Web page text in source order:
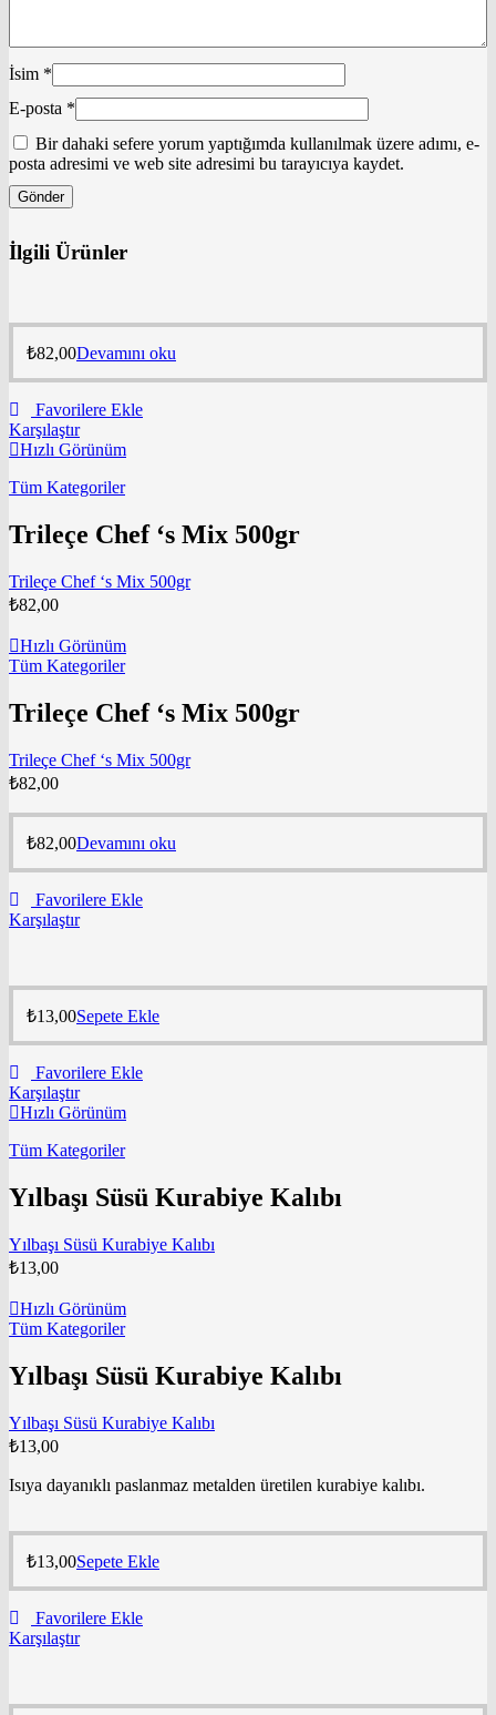
İsim *
E-posta *
Bir dahaki sefere yorum yaptığımda kullanılmak üzere adımı, e-
posta adresimi ve web site adresimi bu tarayıcıya kaydet.
İlgili Ürünler
₺82,00Devamını oku
Favorilere Ekle
Karşılaştır
Hızlı Görünüm
Tüm Kategoriler
Trileçe Chef ‘s Mix 500gr
Trileçe Chef ‘s Mix 500gr
₺82,00
Hızlı Görünüm
Tüm Kategoriler
Trileçe Chef ‘s Mix 500gr
Trileçe Chef ‘s Mix 500gr
₺82,00
₺82,00Devamını oku
Favorilere Ekle
Karşılaştır
₺13,00Sepete Ekle
Favorilere Ekle
Karşılaştır
Hızlı Görünüm
Tüm Kategoriler
Yılbaşı Süsü Kurabiye Kalıbı
Yılbaşı Süsü Kurabiye Kalıbı
₺13,00
Hızlı Görünüm
Tüm Kategoriler
Yılbaşı Süsü Kurabiye Kalıbı
Yılbaşı Süsü Kurabiye Kalıbı
₺13,00
Isıya dayanıklı paslanmaz metalden üretilen kurabiye kalıbı.
₺13,00Sepete Ekle
Favorilere Ekle
Karşılaştır